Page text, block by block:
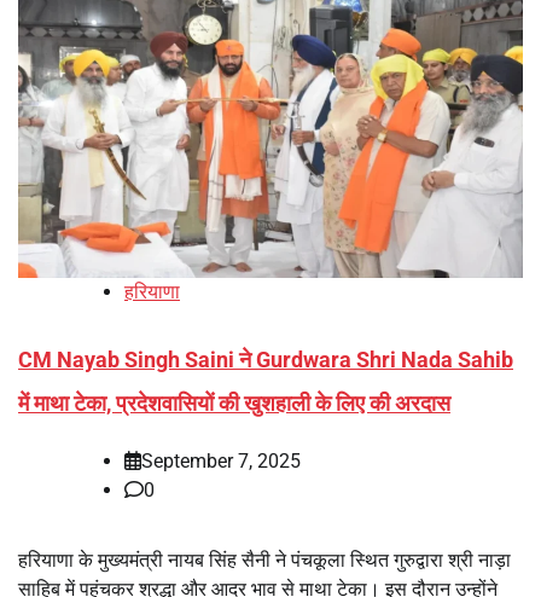
हरियाणा
CM Nayab Singh Saini ने Gurdwara Shri Nada Sahib
में माथा टेका, प्रदेशवासियों की खुशहाली के लिए की अरदास
September 7, 2025
0
हरियाणा के मुख्यमंत्री नायब सिंह सैनी ने पंचकूला स्थित गुरुद्वारा श्री नाड़ा
साहिब में पहुंचकर श्रद्धा और आदर भाव से माथा टेका। इस दौरान उन्होंने